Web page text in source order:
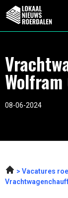
08-06-2024
Vacatures